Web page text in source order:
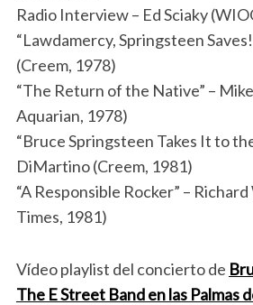
Radio Interview – Ed Sciaky
“Lawdamercy, Springsteen
(Creem, 1978)
“The Return of the Native” –
Aquarian, 1978)
“Bruce Springsteen Takes It to
DiMartino (Creem, 1981)
“A Responsible Rocker” –
Times, 1981)
Vídeo playlist del concierto de
The E Street Band en las Palmas